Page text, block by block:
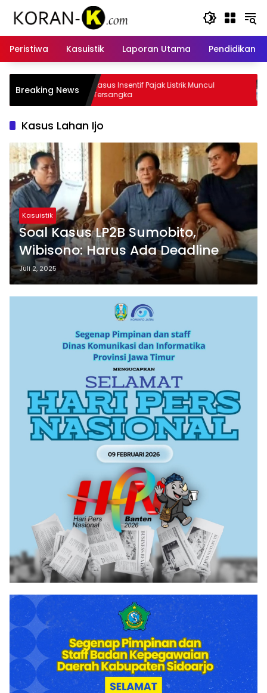
Peristiwa
Kasuistik Laporan Utama Pendidikan
Breaking News
Pajak Listrik Muncul
BPK Sebut Insentif Pemungut
Kasus Lahan Ijo
Kasuistik
Soal Kasus LP2B Sumobito,
Wibisono: Harus Ada Deadline
Juli 2, 2025